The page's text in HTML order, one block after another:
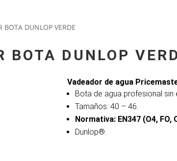
BOTA DUNLOP VERDE
BOTA DUNLOP
Vadeador de agua
Bota de agua profesional sin
Tamaños: 40 – 46.
Normativa: EN347 (O4, FO,
Dunlop®.